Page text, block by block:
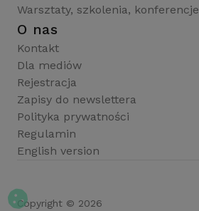
Warsztaty, szkolenia, konferencje
O nas
Kontakt
Dla mediów
Rejestracja
Zapisy do newslettera
Polityka prywatności
Regulamin
English version
Copyright © 2026